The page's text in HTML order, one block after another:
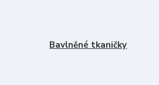
Bavlněné tkaničky